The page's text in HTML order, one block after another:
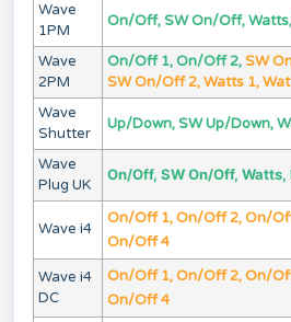
Wave
1PM
On/Off, SW On/Off,
Wave
2PM
On/Off 1, On/Off 2,SW
SW On/Off 2, Watts 1,
Wave
Shutter
Up/Down, SW Up/Down,
Wave
Plug UK
On/Off, SW On/Off, Watts,
Wave i4
On/Off 1, On/Off 2, On/
On/Off 4
Wave i4
DC
On/Off 1, On/Off 2, On/
On/Off 4